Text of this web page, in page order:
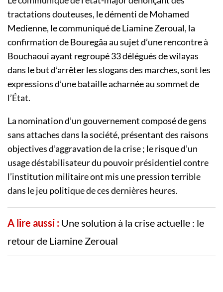
tractations douteuses, le démenti de Mohamed
Medienne, le communiqué de Liamine Zeroual, la
confirmation de Bouregâa au sujet d’une rencontre à
Bouchaoui ayant regroupé 33 délégués de wilayas
dans le but d’arrêter les slogans des marches, sont les
expressions d’une bataille acharnée au sommet de
l’État.
La nomination d’un gouvernement composé de gens
sans attaches dans la société, présentant des raisons
objectives d’aggravation de la crise ; le risque d’un
usage déstabilisateur du pouvoir présidentiel contre
l’institution militaire ont mis une pression terrible
dans le jeu politique de ces dernières heures.
A lire aussi : Une solution à la crise actuelle : le
retour de Liamine Zeroual